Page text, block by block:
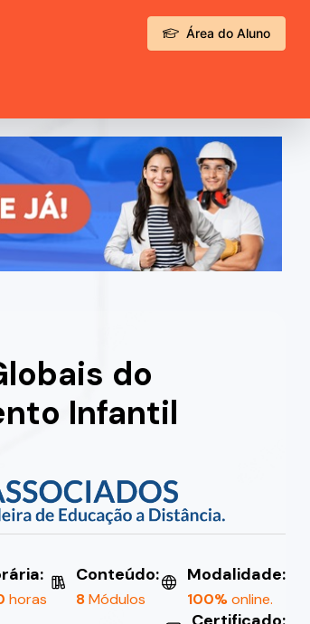
Área do Aluno
do
Infantil
horas
Conteúdo:
8Módulos
Modalidade:
100%online.